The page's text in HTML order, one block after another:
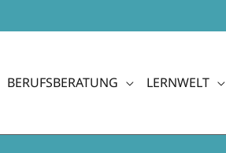
BERUFSBERATUNG LERNWELT